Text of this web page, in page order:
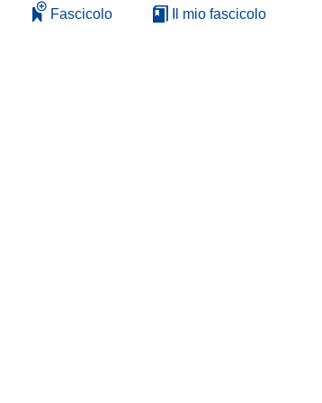
Fascicolo Il mio fascicolo